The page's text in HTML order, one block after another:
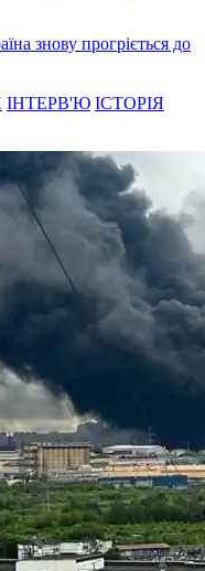
знову прогріється до
ІНТЕРВ'Ю ІСТОРІЯ